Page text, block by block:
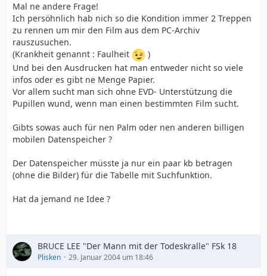
Mal ne andere Frage!
Ich persöhnlich hab nich so die Kondition immer 2 Treppen
zu rennen um mir den Film aus dem PC-Archiv
rauszusuchen.
(Krankheit genannt : Faulheit
)
Und bei den Ausdrucken hat man entweder nicht so viele
infos oder es gibt ne Menge Papier.
Vor allem sucht man sich ohne EVD- Unterstützung die
Pupillen wund, wenn man einen bestimmten Film sucht.
Gibts sowas auch für nen Palm oder nen anderen billigen
mobilen Datenspeicher ?
Der Datenspeicher müsste ja nur ein paar kb betragen
(ohne die Bilder) für die Tabelle mit Suchfunktion.
Hat da jemand ne Idee ?
BRUCE LEE "Der Mann mit der Todeskralle" FSk 18
Plisken 29. Januar 2004 um 18:46